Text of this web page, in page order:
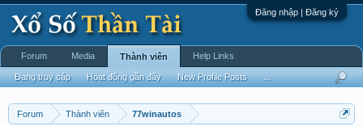
Đăng nhập | Đăng ký
Forum Thành viên 77winautos
Forum Media Thành viên
Đang truy cập Hoạt động gần đây New Profile Posts
Help Links